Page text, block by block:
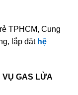
TPHCM, Cung
lắp đặt hệ
VỤ GAS LỬA